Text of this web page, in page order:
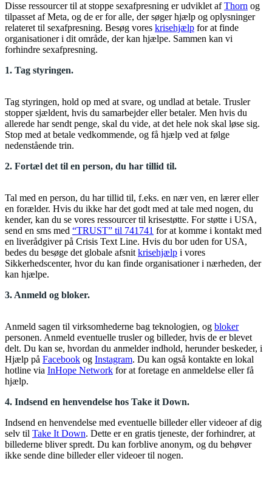
Disse ressourcer til at stoppe sexafpresning er udviklet afThorn og
tilpasset af Meta, og de er for alle, der søger hjælp og oplysninger
relateret til sexafpresning. Besøg vores krisehjælp for at finde
organisationer i dit område, der kan hjælpe. Sammen kan vi
forhindre sexafpresning.
1. Tag styringen.
Tag styringen, hold op med at svare, og undlad at betale. Trusler
stopper sjældent, hvis du samarbejder eller betaler. Men hvis du
allerede har sendt penge, skal du vide, at det hele nok skal løse sig.
Stop med at betale vedkommende, og få hjælp ved at følge
nedenstående trin.
2. Fortæl det til en person, du har tillid til.
Tal med en person, du har tillid til, f.eks. en nær ven, en lærer eller
en forælder. Hvis du ikke har det godt med at tale med nogen, du
kender, kan du se vores ressourcer til krisestøtte. For støtte i USA,
send en sms med “TRUST” til 741741 for at komme i kontakt med
en liverådgiver på Crisis Text Line. Hvis du bor uden for USA,
bedes du besøge det globale afsnit krisehjælp i vores
Sikkerhedscenter, hvor du kan finde organisationer i nærheden, der
kan hjælpe.
3. Anmeld og bloker.
Anmeld sagen til virksomhederne bag teknologien, og bloker
personen. Anmeld eventuelle trusler og billeder, hvis de er blevet
delt. Du kan se, hvordan du anmelder indhold, herunder beskeder, i
Hjælp på Facebook og Instagram. Du kan også kontakte en lokal
hotline via InHope Network for at foretage en anmeldelse eller få
hjælp.
4. Indsend en henvendelse hos Take it Down.
Indsend en henvendelse med eventuelle billeder eller videoer af dig
selv til Take It Down. Dette er en gratis tjeneste, der forhindrer, at
billederne bliver spredt. Du kan forblive anonym, og du behøver
ikke sende dine billeder eller videoer til nogen.